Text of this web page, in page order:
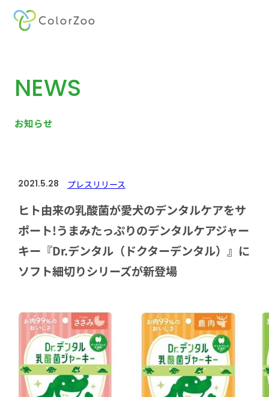
NEWS
お知らせ
2021.5.28 プレスリリース
ヒト由来の乳酸菌が愛犬のデンタルケアをサ
ポート!うまみたっぷりのデンタルケアジャー
キー『Dr.デンタル（ドクターデンタル）』に
ソフト細切りシリーズが新登場